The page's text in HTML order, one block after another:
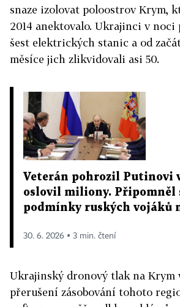
snaze izolovat poloostrov Krym,
2014 anektovalo. Ukrajinci v noci
šest elektrických stanic a od
měsíce jich zlikvidovali asi 50.
Veterán pohrozil Putinovi
oslovil miliony. Připomněl
podmínky ruských vojáků
30. 6. 2026 ▪ 3 min. čtení
Ukrajinský dronový tlak na Krym
přerušení zásobování tohoto